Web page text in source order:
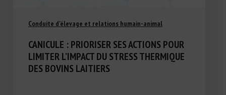
Conduite d'élevage et relations humain-animal
CANICULE : PRIORISER SES ACTIONS POUR
LIMITER L’IMPACT DU STRESS THERMIQUE
DES BOVINS LAITIERS